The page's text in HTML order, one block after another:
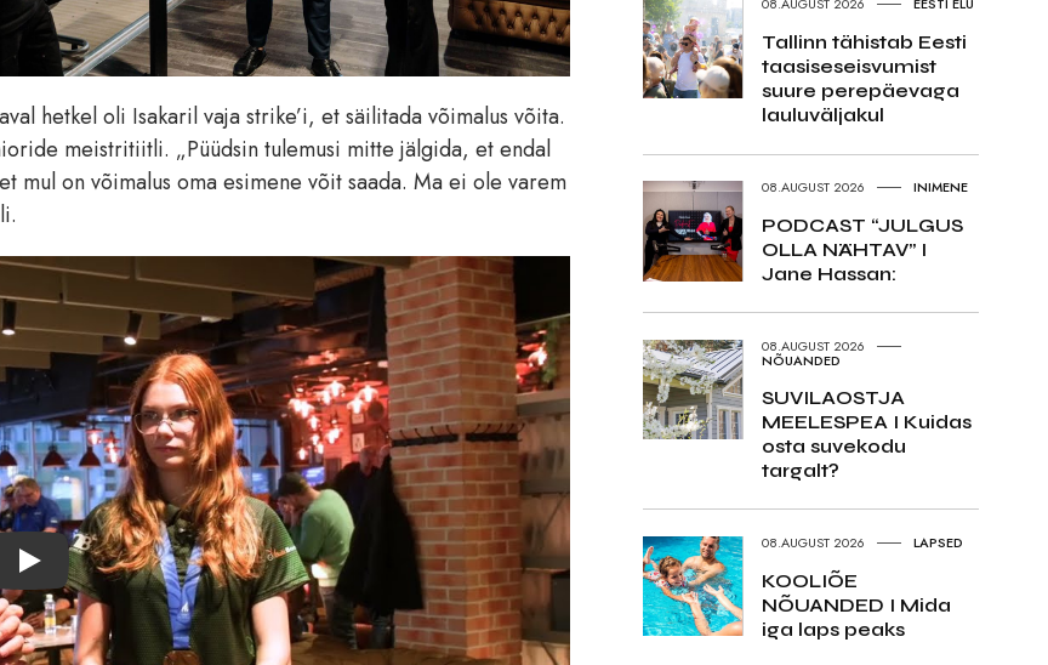
hetkel oli Isakaril vaja strike’i, et säilitada võimalus võita.
meistritiitli. „Püüdsin tulemusi mitte jälgida, et endal
mul on võimalus oma esimene võit saada. Ma ei ole varem
08.AUGUST 2026 EESTI ELU
Tallinn tähistab Eesti
taasiseseisvumist
suure perepäevaga
lauluväljakul
08.AUGUST 2026 INIMENE
PODCAST “JULGUS
OLLA NÄHTAV” I
Jane Hassan:
08.AUGUST 2026
NÕUANDED
SUVILAOSTJA
MEELESPEA I Kuidas
osta suvekodu
targalt?
08.AUGUST 2026 LAPSED
KOOLIÕE
NÕUANDED I Mida
iga laps peaks